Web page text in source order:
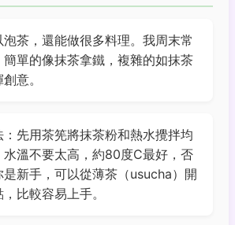
茶，還能做很多料理。我周末常
單的像抹茶拿鐵，複雜的如抹茶
意。
先用茶筅將抹茶粉和熱水攪拌均
水溫不要太高，約80度C最好，否
是新手，可以從薄茶（usucha）開
比較容易上手。